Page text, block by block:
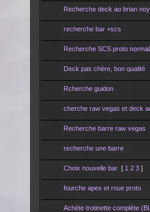
Recherche deck ao brian
recherche bar +scs
Recherche SCS proto
Deck pas chère, bon qualité
Rcherche guidon
cherche raw vegas et deck
Recherche barre raw vegas
recherche une barre
Choix nouvelle bar [ 1 2 3 ]
fourche apex et roue proto
Achète trotinette complète